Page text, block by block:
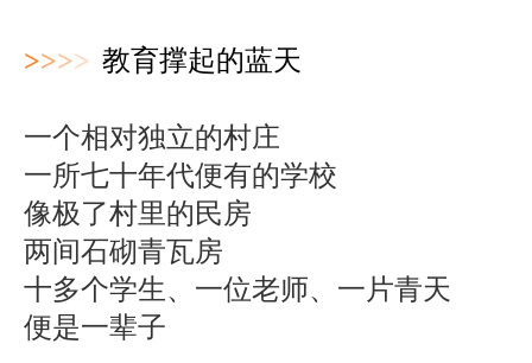
>>>> 教育撑起的蓝天
一个相对独立的村庄
一所七十年代便有的学校
像极了村里的民房
两间石砌青瓦房
十多个学生、一位老师、一片青天
便是一辈子